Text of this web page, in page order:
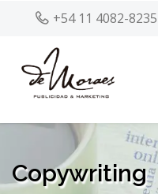
+54 11 4082-8235
Copywriting